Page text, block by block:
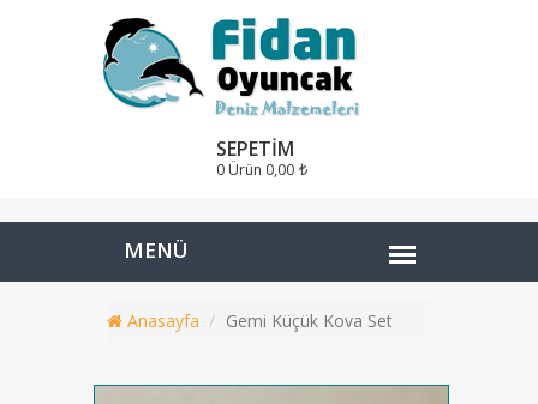
SEPETIM
0 Ürün 0,00
Anasayfa Gemi Küçük Kova Set